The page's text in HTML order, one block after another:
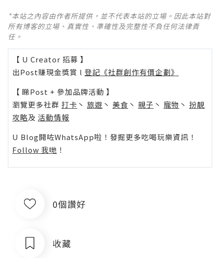
*本站之內容由作者所提供，並不代表本站的立場。因此本站對
所有博客的立場、真實性、準確性及完整性不負任何法律責
任。
【 U Creator 招募 】
出Post賺現金獎賞 l 登記《社群創作有價企劃》
【 睇Post + 參加品牌活動 】
瀏覽更多社群 打卡 丶 旅遊 丶 美食 丶 親子 丶 寵物 丶 扮靚
攻略及 活動情報
U Blog開咗WhatsApp啦！發掘更多吃喝玩樂資訊！
Follow 我哋 ！
0個讚好
收藏